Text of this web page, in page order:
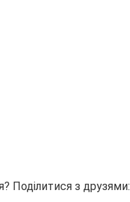
Поділитися з друзями: